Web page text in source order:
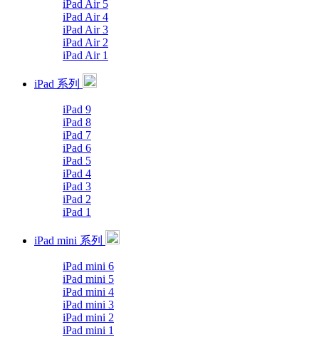
iPad Air 5
iPad Air 4
iPad Air 3
iPad Air 2
iPad Air 1
iPad 系列
iPad 9
iPad 8
iPad 7
iPad 6
iPad 5
iPad 4
iPad 3
iPad 2
iPad 1
iPad mini 系列
iPad mini 6
iPad mini 5
iPad mini 4
iPad mini 3
iPad mini 2
iPad mini 1